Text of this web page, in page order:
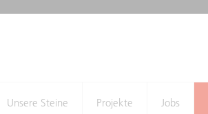
Unsere Steine Projekte Jobs